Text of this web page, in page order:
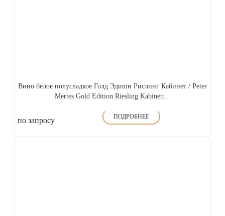
Вино белое полусладкое Голд Эдишн Рислинг Кабинет / Peter
Mertes Gold Edition Riesling Kabinett...
по запросу ПОДРОБНЕЕ